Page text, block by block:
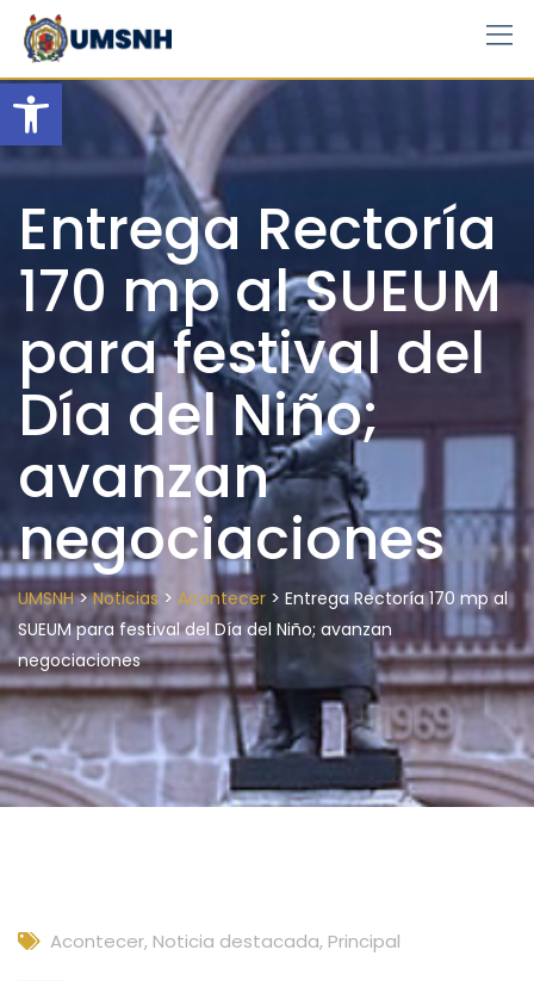
Open toolbar
Skip
content
Entrega Rectoría
170 mp al SUEUM
para festival del
Día del Niño;
avanzan
negociaciones
UMSNH>Noticias > Acontecer > Entrega Rectoría 170 mp al
SUEUM para festival del Día del Niño; avanzan
negociaciones
Acontecer, Noticia destacada, Principal